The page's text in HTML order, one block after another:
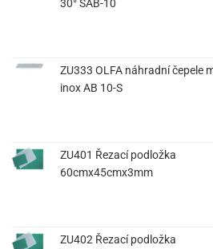
30° SAB-10
ZU333 OLFA náhradní čepele
inox AB 10-S
ZU401 Řezací podložka
60cmx45cmx3mm
ZU402 Řezací podložka